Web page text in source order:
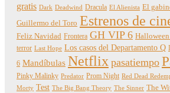
gratis Dark Deadwind Dracula El Alienista El
Guillermo del Toro Estrenos de
Feliz Navidad Frontera GH VIP 6
terror Last Hope Los casos del Departamento Q
6 Mandíbulas Netflix pasatiempo
Pinky Malinky Predator Prom Night Red Dead
Morty Test The Big Bang Theory The Sinner The